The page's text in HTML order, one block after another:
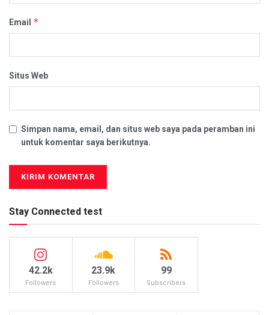
Email *
Situs Web
Simpan nama, email, dan situs web saya pada peramban ini
untuk komentar saya berikutnya.
Stay Connected test
42.2k
Followers
23.9k
Followers
99
Subscribers